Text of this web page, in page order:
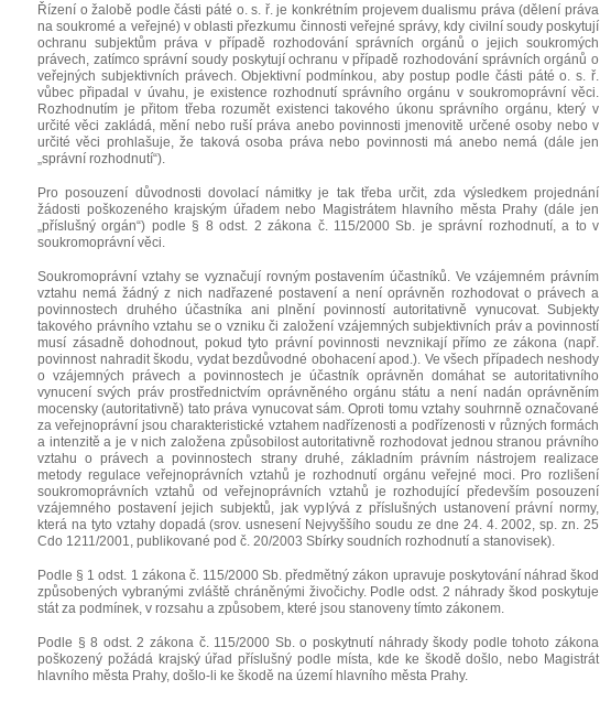
Řízení o žalobě podle části páté o. s. ř. je konkrétním projevem dualismu práva (dělení práva
na soukromé a veřejné) v oblasti přezkumu činnosti veřejné správy, kdy civilní soudy poskytují
ochranu subjektům práva v případě rozhodování správních orgánů o jejich soukromých
právech, zatímco správní soudy poskytují ochranu v případě rozhodování správních orgánů o
veřejných subjektivních právech. Objektivní podmínkou, aby postup podle části páté o. s. ř.
vůbec připadal v úvahu, je existence rozhodnutí správního orgánu v soukromoprávní věci.
Rozhodnutím je přitom třeba rozumět existenci takového úkonu správního orgánu, který v
určité věci zakládá, mění nebo ruší práva anebo povinnosti jmenovitě určené osoby nebo v
určité věci prohlašuje, že taková osoba práva nebo povinnosti má anebo nemá (dále jen
„správní rozhodnutí“).
Pro posouzení důvodnosti dovolací námitky je tak třeba určit, zda výsledkem projednání
žádosti poškozeného krajským úřadem nebo Magistrátem hlavního města Prahy (dále jen
„příslušný orgán“) podle § 8 odst. 2 zákona č. 115/2000 Sb. je správní rozhodnutí, a to v
soukromoprávní věci.
Soukromoprávní vztahy se vyznačují rovným postavením účastníků. Ve vzájemném právním
vztahu nemá žádný z nich nadřazené postavení a není oprávněn rozhodovat o právech a
povinnostech druhého účastníka ani plnění povinností autoritativně vynucovat. Subjekty
takového právního vztahu se o vzniku či založení vzájemných subjektivních práv a povinností
musí zásadně dohodnout, pokud tyto právní povinnosti nevznikají přímo ze zákona (např.
povinnost nahradit škodu, vydat bezdůvodné obohacení apod.). Ve všech případech neshody
o vzájemných právech a povinnostech je účastník oprávněn domáhat se autoritativního
vynucení svých práv prostřednictvím oprávněného orgánu státu a není nadán oprávněním
mocensky (autoritativně) tato práva vynucovat sám. Oproti tomu vztahy souhrnně označované
za veřejnoprávní jsou charakteristické vztahem nadřízenosti a podřízenosti v různých formách
a intenzitě a je v nich založena způsobilost autoritativně rozhodovat jednou stranou právního
vztahu o právech a povinnostech strany druhé, základním právním nástrojem realizace
metody regulace veřejnoprávních vztahů je rozhodnutí orgánu veřejné moci. Pro rozlišení
soukromoprávních vztahů od veřejnoprávních vztahů je rozhodující především posouzení
vzájemného postavení jejich subjektů, jak vyplývá z příslušných ustanovení právní normy,
která na tyto vztahy dopadá (srov. usnesení Nejvyššího soudu ze dne 24. 4. 2002, sp. zn. 25
Cdo 1211/2001, publikované pod č. 20/2003 Sbírky soudních rozhodnutí a stanovisek).
Podle § 1 odst. 1 zákona č. 115/2000 Sb. předmětný zákon upravuje poskytování náhrad škod
způsobených vybranými zvláště chráněnými živočichy. Podle odst. 2 náhrady škod poskytuje
stát za podmínek, v rozsahu a způsobem, které jsou stanoveny tímto zákonem.
Podle § 8 odst. 2 zákona č. 115/2000 Sb. o poskytnutí náhrady škody podle tohoto zákona
poškozený požádá krajský úřad příslušný podle místa, kde ke škodě došlo, nebo Magistrát
hlavního města Prahy, došlo-li ke škodě na území hlavního města Prahy.